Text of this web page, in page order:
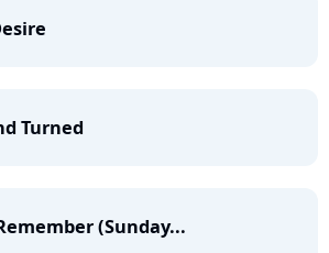
Turned
(Sunday...